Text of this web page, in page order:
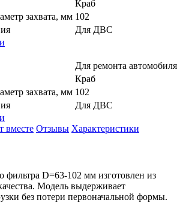
Краб
захвата, мм 102
Для ДВС
Для ремонта автомобиля
Краб
захвата, мм 102
Для ДВС
вместе Отзывы Характеристики
фильтра D=63-102 мм изготовлен из
Модель выдерживает
без потери первоначальной формы.